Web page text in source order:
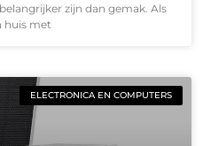
zijn dan gemak. Als
huis met
ELECTRONICA EN COMPUTERS